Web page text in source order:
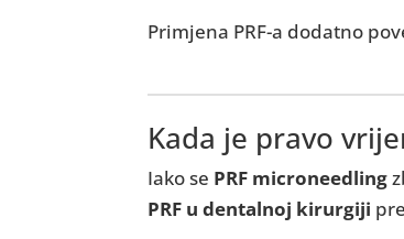
Primjena PRF-a dodatno
Kada je pravo
Iako se PRF microneedling
PRF u dentalnoj kirurgiji